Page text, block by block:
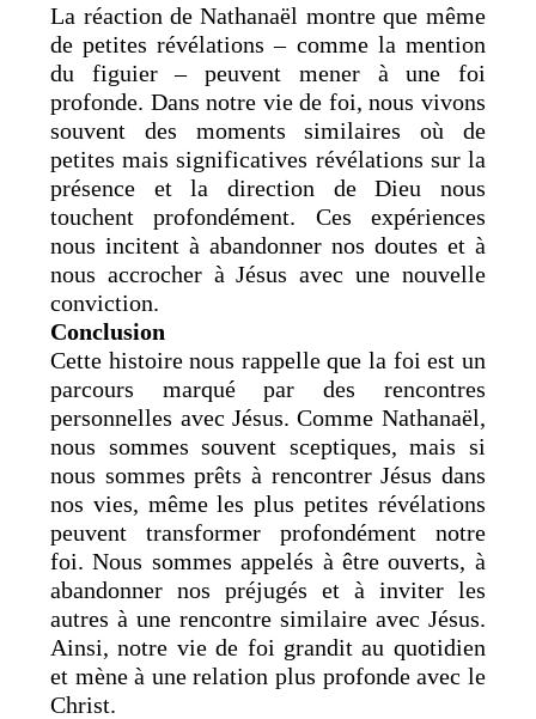
La réaction de Nathanaël montre que même
de petites révélations – comme la mention
du figuier – peuvent mener à une foi
profonde. Dans notre vie de foi, nous vivons
souvent des moments similaires où de
petites mais significatives révélations sur la
présence et la direction de Dieu nous
touchent profondément. Ces expériences
nous incitent à abandonner nos doutes et à
nous accrocher à Jésus avec une nouvelle
conviction.
Conclusion
Cette histoire nous rappelle que la foi est un
parcours marqué par des rencontres
personnelles avec Jésus. Comme Nathanaël,
nous sommes souvent sceptiques, mais si
nous sommes prêts à rencontrer Jésus dans
nos vies, même les plus petites révélations
peuvent transformer profondément notre
foi. Nous sommes appelés à être ouverts, à
abandonner nos préjugés et à inviter les
autres à une rencontre similaire avec Jésus.
Ainsi, notre vie de foi grandit au quotidien
et mène à une relation plus profonde avec le
Christ.